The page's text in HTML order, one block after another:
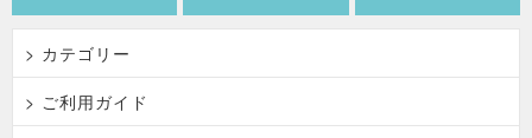
> カテゴリー
> ご利用ガイド